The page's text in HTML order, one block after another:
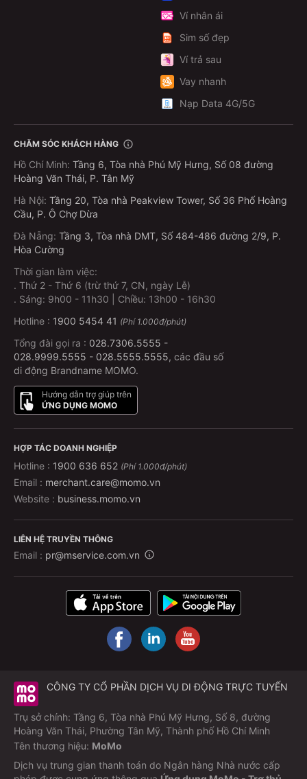
Ví nhân ái
Sim số đẹp
Ví trả sau
Vay nhanh
Nạp Data 4G/5G
CHĂM SÓC KHÁCH HÀNG
Hồ Chí Minh: Tầng 6, Tòa nhà Phú Mỹ Hưng, Số 08 đường
Hoàng Văn Thái, P. Tân Mỹ
Hà Nội: Tầng 20, Tòa nhà Peakview Tower, Số 36 Phố Hoàng
Cầu, P. Ô Chợ Dừa
Đà Nẵng: Tầng 3, Tòa nhà DMT, Số 484-486 đường 2/9, P.
Hòa Cường
Thời gian làm việc:
. Thứ 2 - Thứ 6 (trừ thứ 7, CN, ngày Lễ)
. Sáng: 9h00 - 11h30 | Chiều: 13h00 - 16h30
Hotline : 1900 5454 41 (Phí 1.000đ/phút)
Tổng đài gọi ra : 028.7306.5555 -
028.9999.5555 - 028.5555.5555, các đầu số
di động Brandname MOMO.
Hướng dẫn trợ giúp trên
ỨNG DỤNG MOMO
HỢP TÁC DOANH NGHIỆP
Hotline : 1900 636 652 (Phí 1.000đ/phút)
Email : merchant.care@momo.vn
Website : business.momo.vn
LIÊN HỆ TRUYỀN THÔNG
Email : pr@mservice.com.vn
CÔNG TY CỔ PHẦN DỊCH VỤ DI ĐỘNG TRỰC TUYẾN
Trụ sở chính: Tầng 6, Tòa nhà Phú Mỹ Hưng, Số 8, đường
Hoàng Văn Thái, Phường Tân Mỹ, Thành phố Hồ Chí Minh
Tên thương hiệu: MoMo
Dịch vụ trung gian thanh toán do Ngân hàng Nhà nước cấp